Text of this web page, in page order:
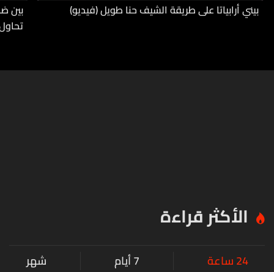
بيني أرابياتا على طريقة الشيف حنا طويل (فيديو)
بين
الأكثر قراءة
24 ساعة 7 أيام شهر